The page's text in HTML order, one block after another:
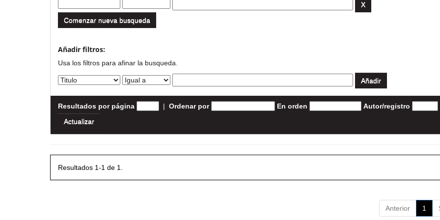
Comenzar nueva busqueda
Añadir filtros:
Usa los filtros para afinar la busqueda.
Resultados por página | Ordenar por En orden Autor/registro
Resultados 1-1 de 1.
Anterior 1